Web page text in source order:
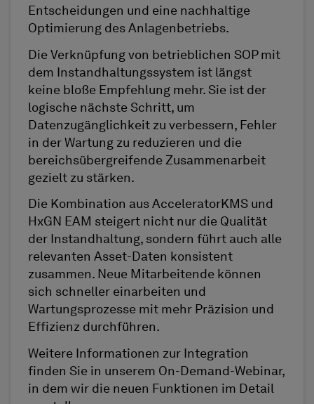
Entscheidungen und eine nachhaltige
Optimierung des Anlagenbetriebs.
Die Verknüpfung von betrieblichen SOP mit
dem Instandhaltungssystem ist längst
keine bloße Empfehlung mehr. Sie ist der
logische nächste Schritt, um
Datenzugänglichkeit zu verbessern, Fehler
in der Wartung zu reduzieren und die
bereichsübergreifende Zusammenarbeit
gezielt zu stärken.
Die Kombination aus AcceleratorKMS und
HxGN EAM steigert nicht nur die Qualität
der Instandhaltung, sondern führt auch alle
relevanten Asset-Daten konsistent
zusammen. Neue Mitarbeitende können
sich schneller einarbeiten und
Wartungsprozesse mit mehr Präzision und
Effizienz durchführen.
Weitere Informationen zur Integration
finden Sie in unserem On-Demand-Webinar,
in dem wir die neuen Funktionen im Detail